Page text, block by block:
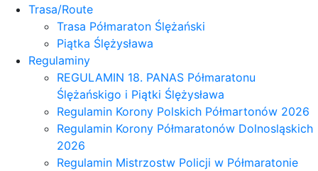
Trasa/Route
Trasa Półmaraton Ślężański
Piątka Ślężysława
Regulaminy
REGULAMIN 18. PANAS Półmaratonu
Ślężańskigo i Piątki Ślężysława
Regulamin Korony Polskich Półmartonów 2026
Regulamin Korony Półmaratonów Dolnosląskich
2026
Regulamin Mistrzostw Policji w Półmaratonie